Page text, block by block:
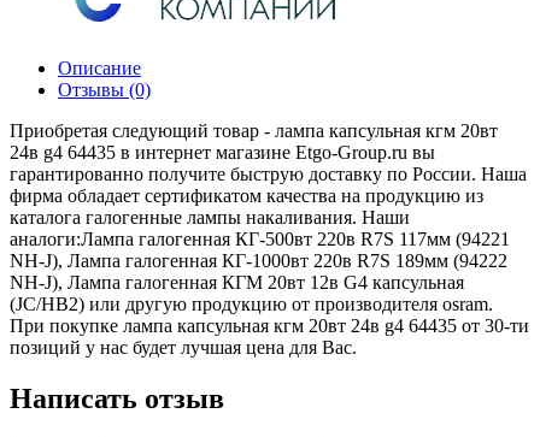
Описание
Отзывы (0)
Приобретая следующий товар - лампа капсульная кгм 20вт
24в g4 64435 в интернет магазине Etgo-Group.ru вы
гарантированно получите быструю доставку по России. Наша
фирма обладает сертификатом качества на продукцию из
каталога галогенные лампы накаливания. Наши
аналоги:Лампа галогенная КГ-500вт 220в R7S 117мм (94221
NH-J), Лампа галогенная КГ-1000вт 220в R7S 189мм (94222
NH-J), Лампа галогенная КГМ 20вт 12в G4 капсульная
(JC/HB2) или другую продукцию от производителя osram.
При покупке лампа капсульная кгм 20вт 24в g4 64435 от 30-ти
позиций у нас будет лучшая цена для Вас.
Написать отзыв